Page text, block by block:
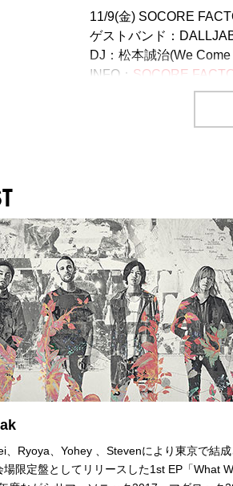
※未就学児（6歳未満）
クリエイティブマン：
11/9(金) SOCORE
ゲストバンド：
DJ：松本誠治(We
INFO： SOCORE
ゲストバンド：
INFO：3STAR IMAIKE
、Ryoya、Yohey 、Stevenにより東京で結成
場限定盤としてリリースした1st EP「What